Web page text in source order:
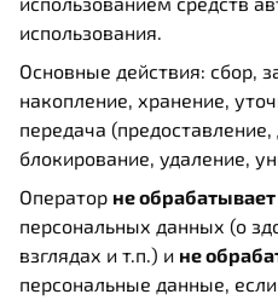
использования.
Основные действия: сбор,
накопление, хранение,
передача
блокирование, удаление,
Оператор не
персональных данных (о
взглядах и т.п.) и не
персональные данные,